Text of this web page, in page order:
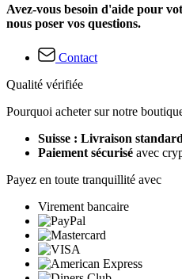
Avez-vous besoin d'aide pour
nous poser vos questions.
Contact
Qualité vérifiée
Pourquoi acheter sur notre
Suisse : Livraison
Paiement sécurisé avec
Payez en toute tranquillité avec
Virement bancaire